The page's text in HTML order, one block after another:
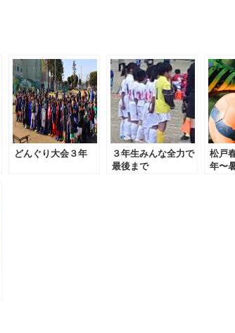
どんぐり大会３年
３年生みんな全力で
最後まで
松戸
年〜